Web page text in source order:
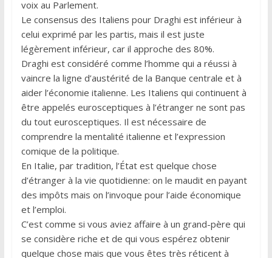
voix au Parlement.
Le consensus des Italiens pour Draghi est inférieur à
celui exprimé par les partis, mais il est juste
légèrement inférieur, car il approche des 80%.
Draghi est considéré comme l’homme qui a réussi à
vaincre la ligne d’austérité de la Banque centrale et à
aider l’économie italienne. Les Italiens qui continuent à
être appelés eurosceptiques à l’étranger ne sont pas
du tout eurosceptiques. Il est nécessaire de
comprendre la mentalité italienne et l’expression
comique de la politique.
En Italie, par tradition, l’État est quelque chose
d’étranger à la vie quotidienne: on le maudit en payant
des impôts mais on l’invoque pour l’aide économique
et l’emploi.
C’est comme si vous aviez affaire à un grand-père qui
se considère riche et de qui vous espérez obtenir
quelque chose mais que vous êtes très réticent à